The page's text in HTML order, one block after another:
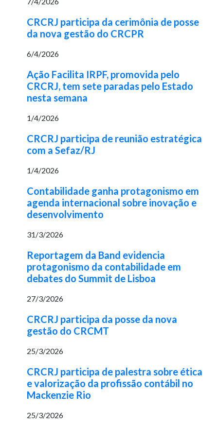
CRCRJ participa da cerimônia de posse
da nova gestão do CRCPR
6/4/2026
Ação Facilita IRPF, promovida pelo
CRCRJ, tem sete paradas pelo Estado
nesta semana
1/4/2026
CRCRJ participa de reunião estratégica
com a Sefaz/RJ
1/4/2026
Contabilidade ganha protagonismo em
agenda internacional sobre inovação e
desenvolvimento
31/3/2026
Reportagem da Band evidencia
protagonismo da contabilidade em
debates do Summit de Lisboa
27/3/2026
CRCRJ participa da posse da nova
gestão do CRCMT
25/3/2026
CRCRJ participa de palestra sobre ética
e valorização da profissão contábil no
Mackenzie Rio
25/3/2026